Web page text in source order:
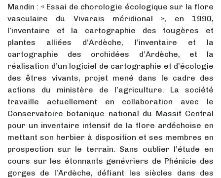
Mandin : « Essai de chorologie écologique sur la flore
vasculaire du Vivarais méridional », en 1990,
l’inventaire et la cartographie des fougères et
plantes alliées d’Ardèche, l’inventaire et la
cartographie des orchidées d’Ardèche, et la
réalisation d’un logiciel de cartographie et d’écologie
des êtres vivants, projet mené dans le cadre des
actions du ministère de l’agriculture. La société
travaille actuellement en collaboration avec le
Conservatoire botanique national du Massif Central
pour un inventaire intensif de la flore ardéchoise en
mettant son herbier à disposition et ses membres en
prospection sur le terrain. Sans oublier l’étude en
cours sur les étonnants genévriers de Phénicie des
gorges de l’Ardèche, défiant les siècles dans des